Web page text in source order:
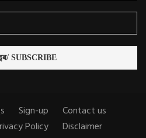
Sign-up
Contact us
Policy Disclaimer